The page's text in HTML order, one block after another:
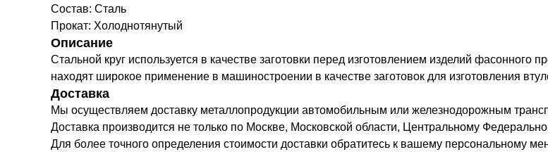
Состав: Сталь
Прокат: Холоднотянутый
Описание
Стальной круг используется в качестве заготовки перед изготовлением изделий фасонного
находят широкое применение в машиностроении в качестве заготовок для изготовления
Доставка
Мы осуществляем доставку металлопродукции автомобильным или железнодорожным
Доставка производится не только по Москве, Московской области, Центральному
Для более точного определения стоимости доставки обратитесь к вашему персональному